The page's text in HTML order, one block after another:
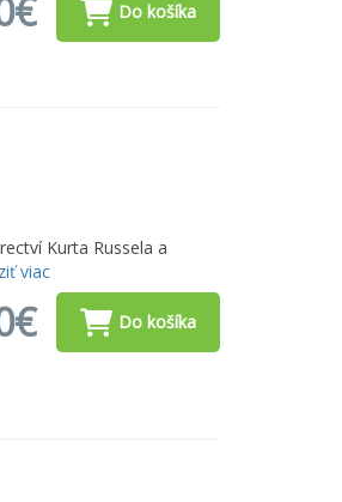
Do košíka
Kurta Russela a
viac
Do košíka